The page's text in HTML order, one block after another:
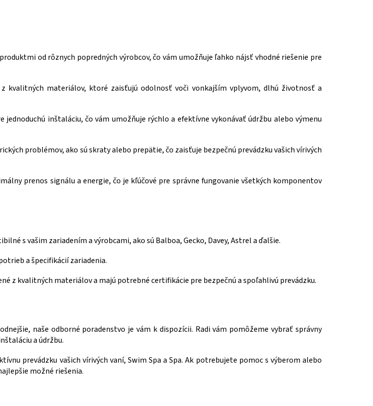
á
a
i
e
r
k
p
s
u
od rôznych popredných výrobcov, čo vám umožňuje ľahko nájsť vhodné riešenie pre
z kvalitných materiálov, ktoré zaisťujú odolnosť voči vonkajším vplyvom, dlhú životnosť a
jednoduchú inštaláciu, čo vám umožňuje rýchlo a efektívne vykonávať údržbu alebo výmenu
problémov, ako sú skraty alebo prepätie, čo zaisťuje bezpečnú prevádzku vašich vírivých
prenos signálu a energie, čo je kľúčové pre správne fungovanie všetkých komponentov
s vašim zariadením a výrobcami, ako sú Balboa, Gecko, Davey, Astrel a ďalšie.
a špecifikácií zariadenia.
z kvalitných materiálov a majú potrebné certifikácie pre bezpečnú a spoľahlivú prevádzku.
naše odborné poradenstvo je vám k dispozícii. Radi vám pomôžeme vybrať správny
a údržbu.
prevádzku vašich vírivých vaní, Swim Spa a Spa. Ak potrebujete pomoc s výberom alebo
možné riešenia.